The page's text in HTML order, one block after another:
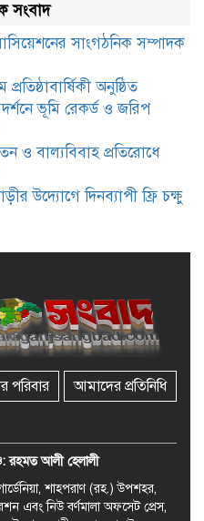
ফ্রি চক্ষু সেবা ক্যাম্প
সাজাপ্রাপ্ত আসামিসহ
২
হবে জকিগঞ্জ-কানাইঘাট,
সম্ভাব্যতা সমীক্ষা
হাফিজ আহমদ
টাকা লাগে না, জকিগঞ্জে
কর্মকর্তার গুরুত্বপূর্ণ বার্তা
সংবাদ
সাংগঠনিক সম্পাদক
অনুষ্ঠিত
ভূমি রেকর্ড ও জরিপ
ও বাল্যবিবাহ প্রতিরোধে
উদ্যোগে দিনব্যাপী ফ্রি চক্ষু
পরিবার আমাদের প্রতিনিধি
রহমত আলী হেলালী
শাহপরাণ (রহ.) উপশহর,
এবং নিউ বর্ণমালা অফসেট প্রেস,